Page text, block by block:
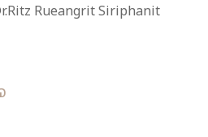
Rueangrit Siriphanit